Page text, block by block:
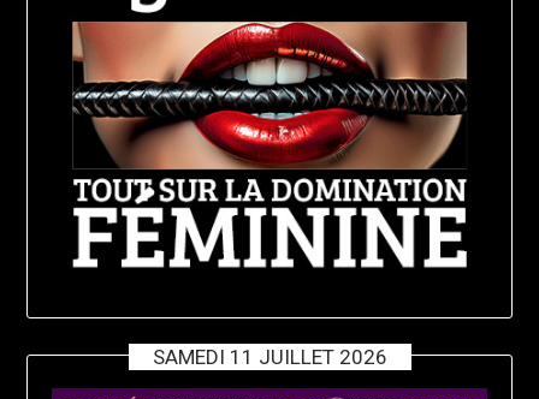
SAMEDI 11 JUILLET 2026